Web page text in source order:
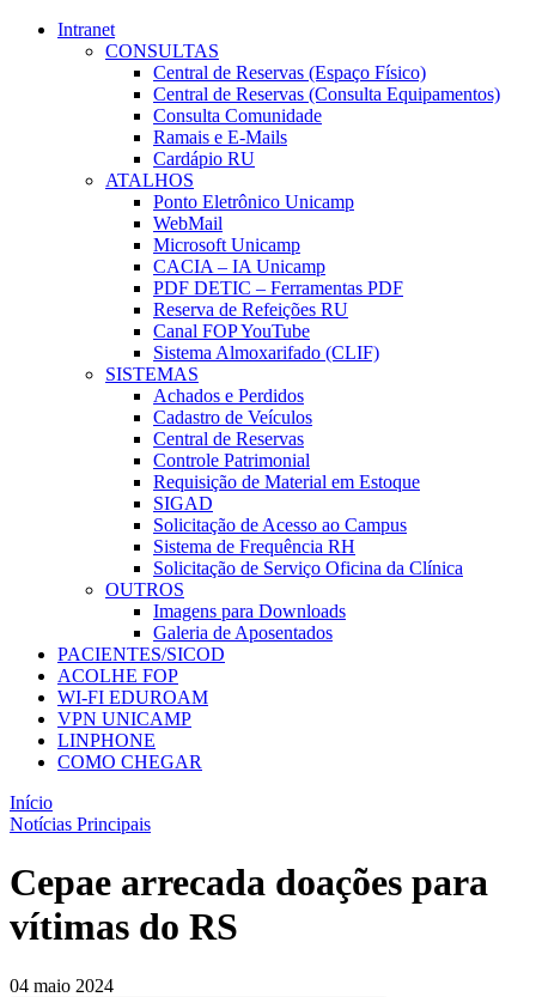
Intranet
CONSULTAS
Central de Reservas (Espaço Físico)
Central de Reservas (Consulta Equipamentos)
Consulta Comunidade
Ramais e E-Mails
Cardápio RU
ATALHOS
Ponto Eletrônico Unicamp
WebMail
Microsoft Unicamp
CACIA – IA Unicamp
PDF DETIC – Ferramentas PDF
Reserva de Refeições RU
Canal FOP YouTube
Sistema Almoxarifado (CLIF)
SISTEMAS
Achados e Perdidos
Cadastro de Veículos
Central de Reservas
Controle Patrimonial
Requisição de Material em Estoque
SIGAD
Solicitação de Acesso ao Campus
Sistema de Frequência RH
Solicitação de Serviço Oficina da Clínica
OUTROS
Imagens para Downloads
Galeria de Aposentados
PACIENTES/SICOD
ACOLHE FOP
WI-FI EDUROAM
VPN UNICAMP
LINPHONE
COMO CHEGAR
Início
Notícias Principais
Cepae arrecada doações para
vítimas do RS
04 maio 2024